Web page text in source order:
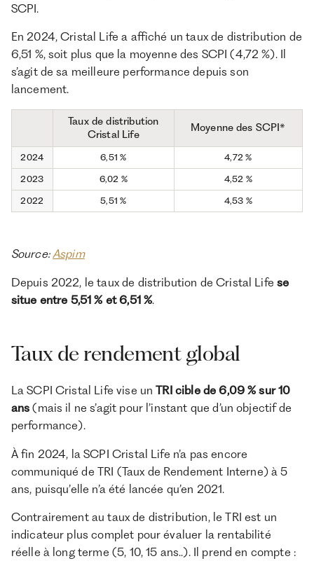
SCPI.
En 2024, Cristal Life a affiché un taux de distribution de
6,51 %, soit plus que la moyenne des SCPI (4,72 %). Il
s’agit de sa meilleure performance depuis son
lancement.
Taux de distribution
Cristal Life
Moyenne des SCPI*
2024 6,51 % 4,72 %
2023 6,02 % 4,52 %
2022 5,51 % 4,53 %
Source:Aspim
Depuis 2022, le taux de distribution de Cristal Lifese
situe entre 5,51 % et 6,51 %.
Taux de rendement global
La SCPI Cristal Life vise unTRI cible de 6,09 % sur 10
ans (mais il ne s’agit pour l’instant que d’un objectif de
performance).
À fin 2024, la SCPI Cristal Life n’a pas encore
communiqué de TRI (Taux de Rendement Interne) à 5
ans, puisqu’elle n’a été lancée qu’en 2021.
Contrairement au taux de distribution, le TRI est un
indicateur plus complet pour évaluer la rentabilité
réelle à long terme (5, 10, 15 ans..). Il prend en compte :